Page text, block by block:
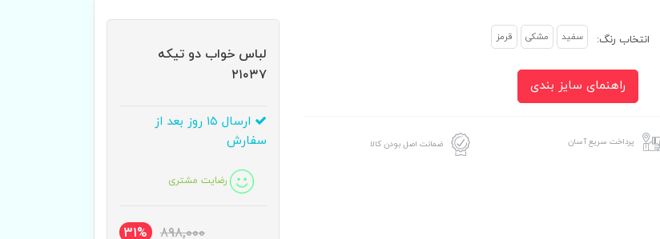
انتخاب رنگ: سفید مشکی قرمز
راهنمای سایز بندی
پرداخت سریع آسان ضمانت اصل بودن کالا
لباس خواب دو تیکه
۲۱۰۳۷
ارسال ۱۵ روز بعد از
سفارش
رضایت مشتری
898,000
31%